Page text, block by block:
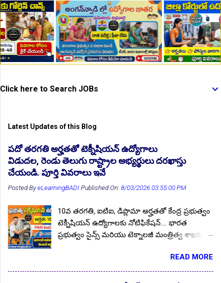
Click here to Search JOBs
Latest Updates of this Blog
పదో తరగతి అర్హతతో టెక్నీషియన్ ఉద్యోగాలు
విడుదల, రెండు తెలుగు రాష్ట్రాల అభ్యర్థులు దరఖాస్తు
చేయండి. పూర్తి వివరాలు ఇవే
Posted ByeLearningBADI Published On:8/03/2026 03:55:00 PM
10వ తరగతి, ఐటిఐ, డిప్లొమా అర్హతతో కేంద్ర ప్రభుత్వం
టెక్నీషియన్ ఉద్యోగాలకు నోటిఫికేషన్.... భారత
ప్రభుత్వం సైన్స్ మరియు టెక్నాలజీ మంత్రిత్వ శాఖకు
(CSIR) లో ఖాళీగా ఉన్నటువంటి టెక్నీషియన్ పోస్టుల
భర్తీకి అర్హులైన భారతీయ అభ్యర్థుల నుండి ఆన్లైన్
READ MORE